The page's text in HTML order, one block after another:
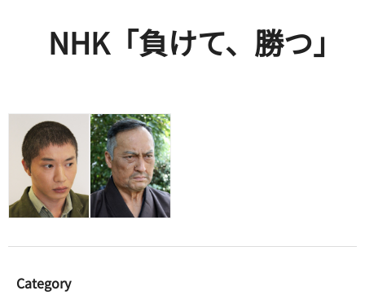
NHK「負けて、勝つ」
Category